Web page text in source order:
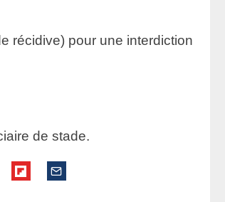
récidive) pour une interdiction
de stade.